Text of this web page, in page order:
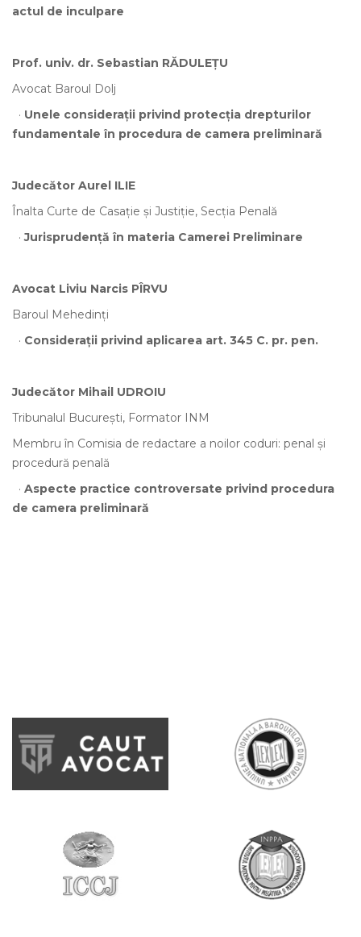
actul de inculpare
Prof. univ. dr. Sebastian RĂDULEȚU
Avocat Baroul Dolj
· Unele considerații privind protecția drepturilor
fundamentale în procedura de camera preliminară
Judecător Aurel ILIE
Înalta Curte de Casație și Justiție, Secția Penală
·Jurisprudență în materia Camerei Preliminare
Avocat Liviu Narcis PÎRVU
Baroul Mehedinți
· Considerații privind aplicarea art. 345 C. pr. pen.
Judecător Mihail UDROIU
Tribunalul București, Formator INM
Membru în Comisia de redactare a noilor coduri: penal și
procedură penală
· Aspecte practice controversate privind procedura
de camera preliminară